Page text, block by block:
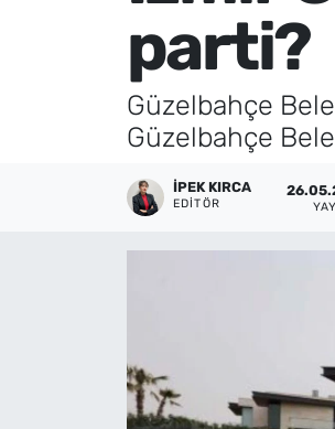
parti?
Güzelbahçe
Güzelbahçe
İPEK KIRCA
EDITÖR